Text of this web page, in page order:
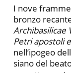
I nove
bronzo
Archibasilicae
Petri apostoli
nell’ipogeo
siano del